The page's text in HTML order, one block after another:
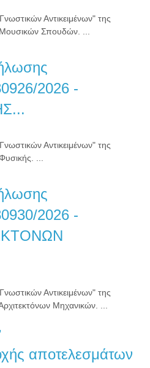
Αντικειμένων" της
Σπουδών. ...
2026 -
Αντικειμένων" της
...
2026 -
Αντικειμένων" της
Μηχανικών. ...
αποτελεσμάτων